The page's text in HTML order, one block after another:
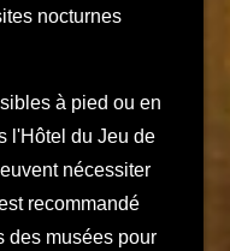
nocturnes
à pied ou en
l'Hôtel du Jeu de
nécessiter
recommandé
des musées pour